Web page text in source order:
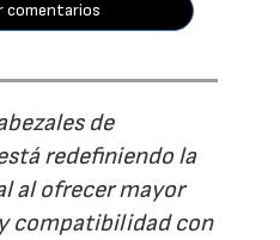
comentarios
de
redefiniendo la
al ofrecer mayor
compatibilidad con